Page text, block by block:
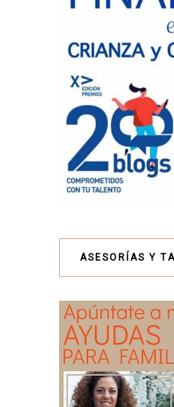
ASESORÍAS Y